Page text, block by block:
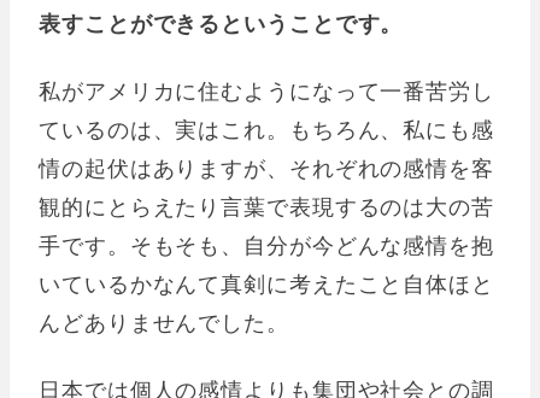
表すことができるということです。
私がアメリカに住むようになって一番苦労し
ているのは、実はこれ。もちろん、私にも感
情の起伏はありますが、それぞれの感情を客
観的にとらえたり言葉で表現するのは大の苦
手です。そもそも、自分が今どんな感情を抱
いているかなんて真剣に考えたこと自体ほと
んどありませんでした。
日本では個人の感情よりも集団や社会との調